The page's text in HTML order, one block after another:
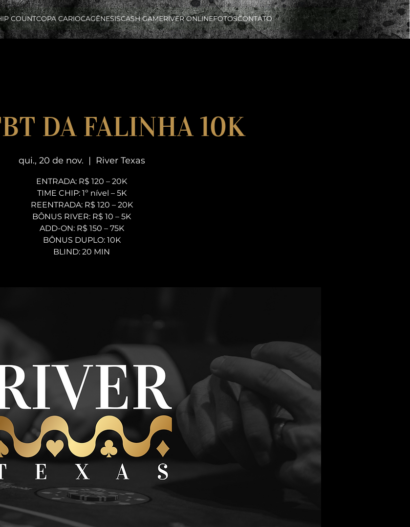
COUNTCOPA CARIOCAGÊNESISCASH GAMERIVER ONLINEFOTOSCONTATO
DA FALINHA 10K
qui., 20 de nov.
  |
River Texas
ENTRADA: R$ 120 – 20K
TIME CHIP: 1º nível – 5K
REENTRADA: R$ 120 – 20K
BÔNUS RIVER: R$ 10 – 5K
ADD-ON: R$ 150 – 75K
BÔNUS DUPLO: 10K